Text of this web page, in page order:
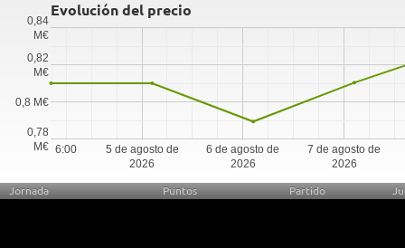
Evolución del precio
5 de agosto de
2026
6 de agosto de
2026
7 de agosto de
2026
6:00
0,78
M€
0,8 M€
0,82
M€
0,84
M€
Jornada Puntos Partido